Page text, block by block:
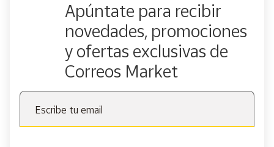
Apúntate para recibir
novedades, promociones
y ofertas exclusivas de
Correos Market
Escribe tu email